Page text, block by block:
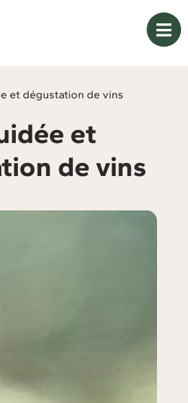
et dégustation de vins
et
de vins
cookies